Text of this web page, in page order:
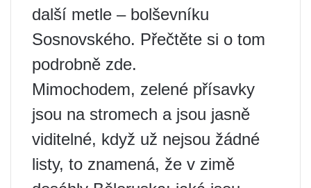
další metle – bolševníku
Sosnovského. Přečtěte si o tom
podrobně zde.
Mimochodem, zelené přísavky
jsou na stromech a jsou jasně
viditelné, když už nejsou žádné
listy, to znamená, že v zimě